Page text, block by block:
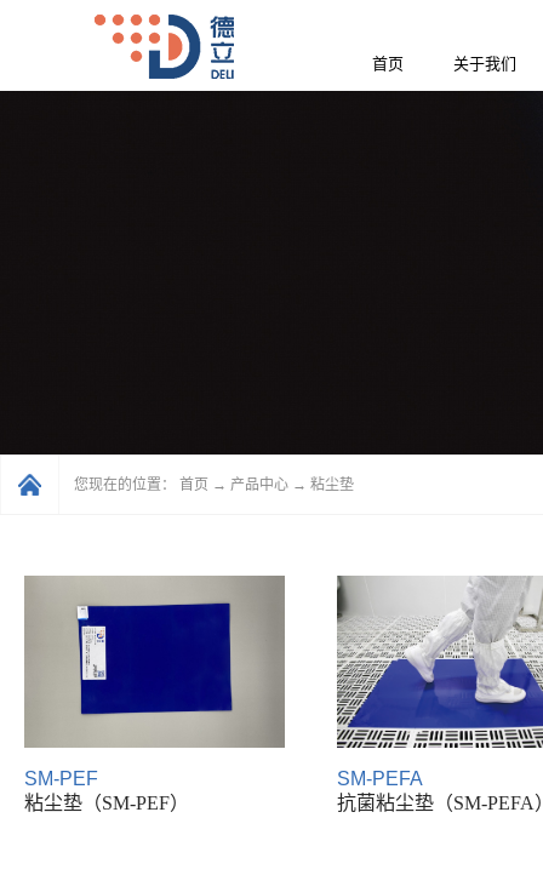
首页 关于我们
您现在的位置： 首页 → 产品中心 → 粘尘垫
SM-PEF
粘尘垫（SM-PEF）
SM-PEFA
抗菌粘尘垫（SM-PEFA